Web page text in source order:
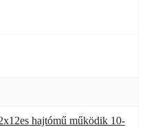
hajtómű működik 10-